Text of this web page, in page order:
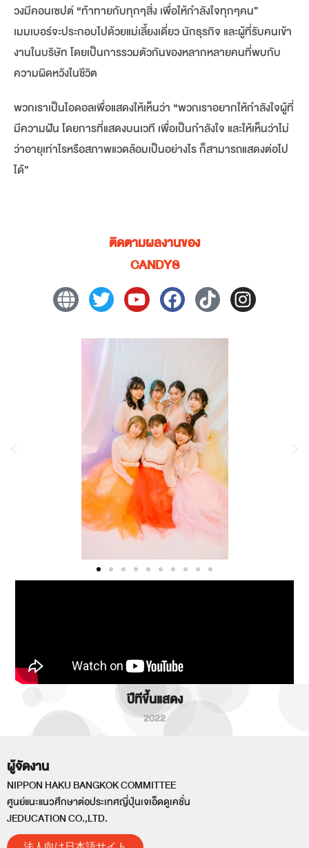
วงมีคอนเซปต์ “ท้าทายกับทุกๆสิ่ง เพื่อให้กำลังใจทุกๆคน”
เมมเบอร์จะประกอบไปด้วยแม่เลี้ยงเดี่ยว นักธุรกิจ และผู้ที่รับคนเข้า
งานในบริษัท โดยเป็นการรวมตัวกันของหลากหลายคนที่พบกับ
ความผิดหวังในชีวิต
พวกเราเป็นไอดอลเพื่อแสดงให้เห็นว่า “พวกเราอยากให้กำลังใจผู้ที่
มีความฝัน โดยการที่แสดงบนเวที เพื่อเป็นกำลังใจ และให้เห็นว่าไม่
ว่าอายุเท่าไรหรือสภาพแวดล้อมเป็นอย่างไร ก็สามารถแสดงต่อไป
ได้”
ติดตามผลงานของ
CANDYS
ปีทีขึ้นแสดง
2022
ผู้จัดงาน
NIPPON HAKU BANGKOK COMMITTEE
ศูนย์แนะแนวศึกษาต่อประเทศญี่ปุ่นเจเอ็ดดูเคชั่น
JEDUCATION CO.,LTD.